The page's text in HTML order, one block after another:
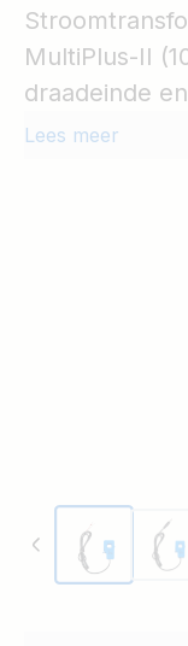
MultiPlus-II
draadeinde
meter.
Lees meer